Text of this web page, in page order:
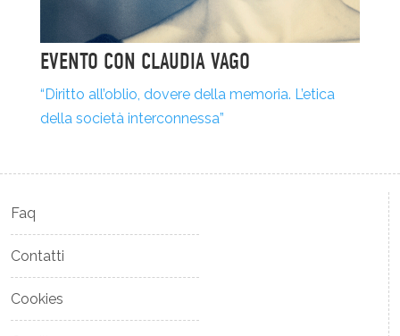
EVENTO CON CLAUDIA VAGO
“Diritto all’oblio, dovere della memoria. L’etica
della società interconnessa”
Faq
Contatti
Cookies